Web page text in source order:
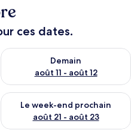
ces dates.
août 10 - août 11
Demain
août 11 - août 12
Vérifier la disponibilité pour
end août 14 - août 16
Le week-end prochain
août 21 - août 23
Vérifier la disponibilité pour